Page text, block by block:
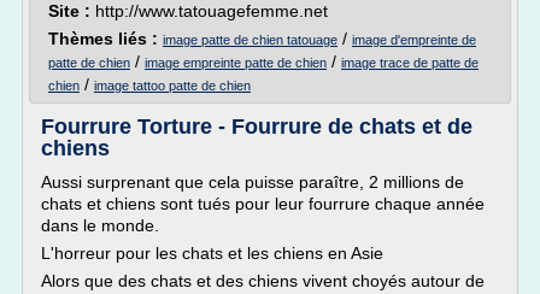
Site : http://www.tatouagefemme.net
Thèmes liés : image patte de chien tatouage / image d'empreinte de
patte de chien / image empreinte patte de chien / image trace de patte de
chien / image tattoo patte de chien
Fourrure Torture - Fourrure de chats et de
chiens
Aussi surprenant que cela puisse paraître, 2 millions de
chats et chiens sont tués pour leur fourrure chaque année
dans le monde.
L'horreur pour les chats et les chiens en Asie
Alors que des chats et des chiens vivent choyés autour de